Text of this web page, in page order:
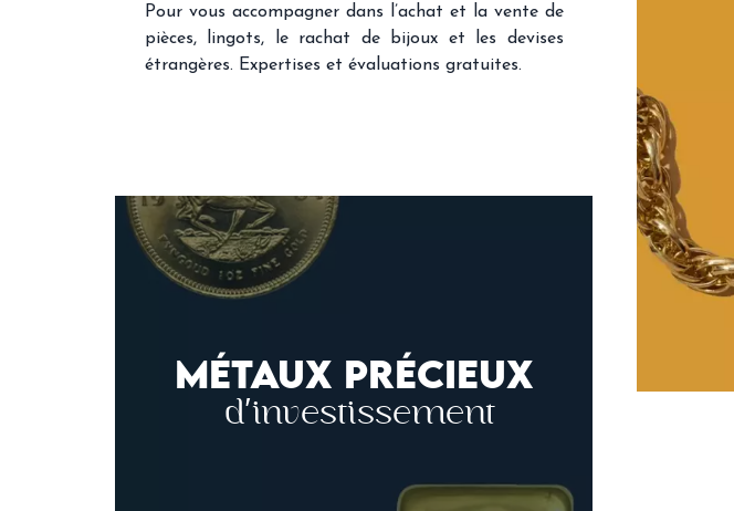
Pour vous accompagner dans l’achat et la vente de
pièces, lingots, le rachat de bijoux et les devises
étrangères. Expertises et évaluations gratuites.
MÉTAUX PRÉCIEUX
d'investissement